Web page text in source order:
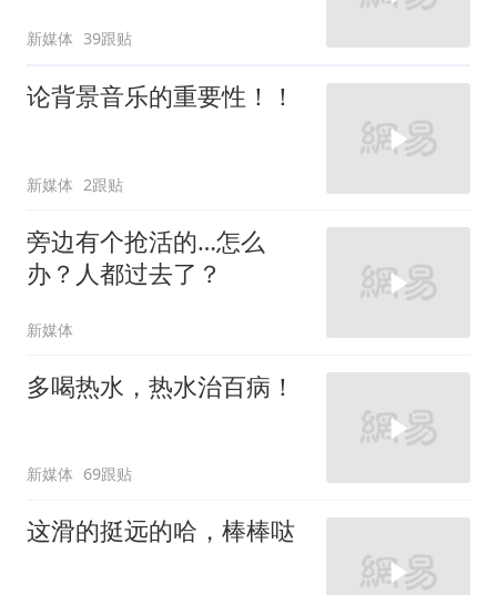
新媒体 39跟贴
论背景音乐的重要性！！
新媒体 2跟贴
旁边有个抢活的…怎么
办？人都过去了？
新媒体
多喝热水，热水治百病！
新媒体 69跟贴
这滑的挺远的哈，棒棒哒